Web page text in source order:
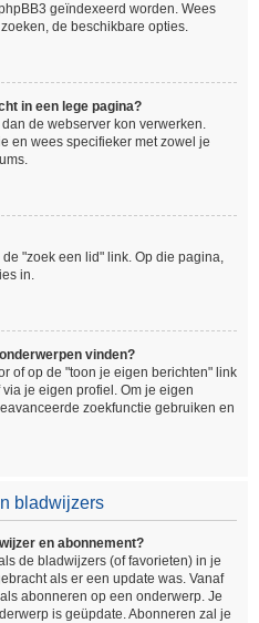
geïndexeerd worden. Wees
de beschikbare opties.
in een lege pagina?
de webserver kon verwerken.
en wees specifieker met zowel je
"zoek een lid" link. Op die pagina,
in.
vinden?
of op de "toon je eigen berichten" link
je eigen profiel. Om je eigen
zoekfunctie gebruiken en
bladwijzers
en abonnement?
de bladwijzers (of favorieten) in je
als er een update was. Vanaf
abonneren op een onderwerp. Je
is geüpdate. Abonneren zal je